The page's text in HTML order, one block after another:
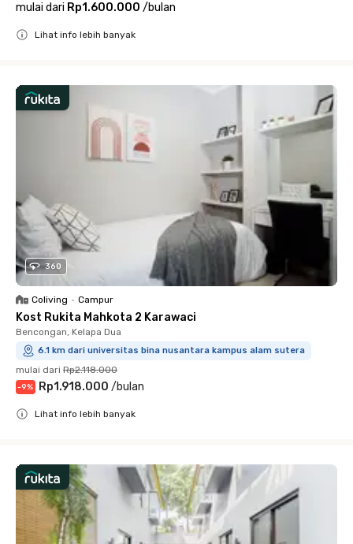
mulai dari Rp1.600.000 /bulan
Lihat info lebih banyak
360
Coliving • Campur
Kost Rukita Mahkota 2 Karawaci
Bencongan, Kelapa Dua
6.1 km dari universitas bina nusantara kampus alam sutera
mulai dari Rp2.118.000
-9% Rp1.918.000 /bulan
Lihat info lebih banyak